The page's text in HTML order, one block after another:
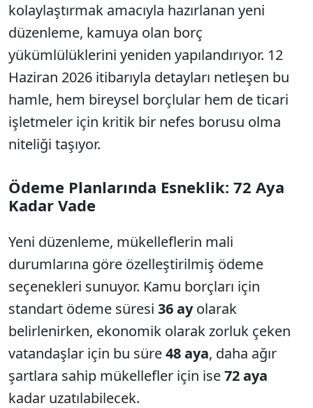
kolaylaştırmak amacıyla hazırlanan yeni
düzenleme, kamuya olan borç
yükümlülüklerini yeniden yapılandırıyor. 12
Haziran 2026 itibarıyla detayları netleşen bu
hamle, hem bireysel borçlular hem de ticari
işletmeler için kritik bir nefes borusu olma
niteliği taşıyor.
Ödeme Planlarında Esneklik: 72 Aya
Kadar Vade
Yeni düzenleme, mükelleflerin mali
durumlarına göre özelleştirilmiş ödeme
seçenekleri sunuyor. Kamu borçları için
standart ödeme süresi 36 ayolarak
belirlenirken, ekonomik olarak zorluk çeken
vatandaşlar için bu süre48 aya, daha ağır
şartlara sahip mükellefler için ise72 aya
kadar uzatılabilecek.